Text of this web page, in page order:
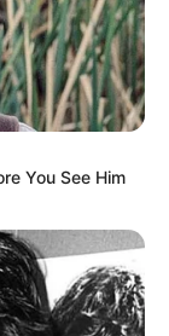
You See Him